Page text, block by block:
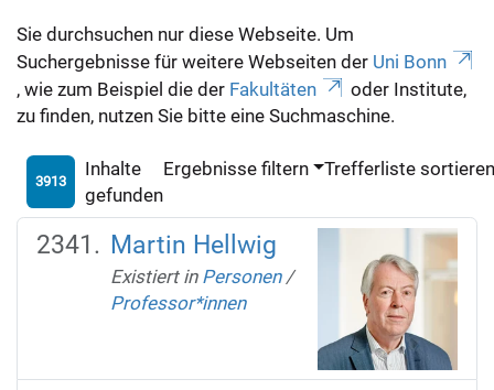
Sie durchsuchen nur diese Webseite. Um
Suchergebnisse für weitere Webseiten der Uni Bonn
, wie zum Beispiel die der Fakultäten
oder Institute,
zu finden, nutzen Sie bitte eine Suchmaschine.
3913
Inhalte
gefunden
Ergebnisse filtern Trefferliste
Martin Hellwig
Existiert in Personen /
Professor*innen